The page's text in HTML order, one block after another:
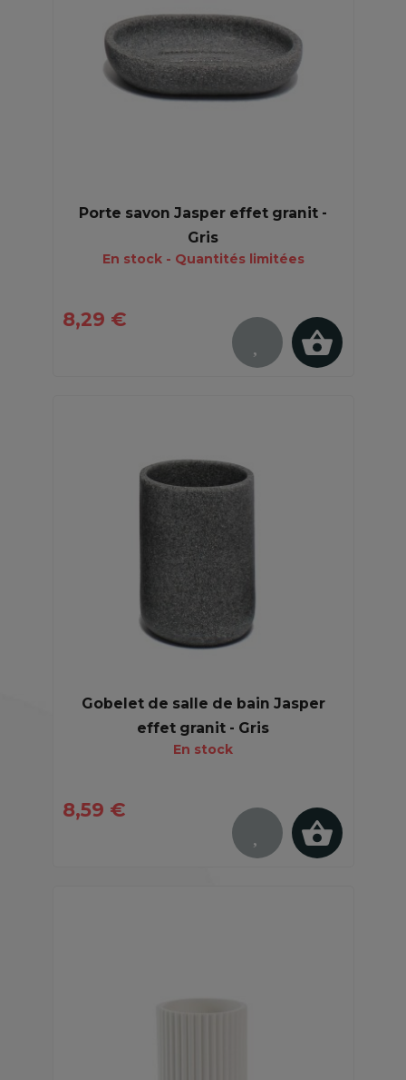
Porte savon Jasper effet granit -
Gris
En stock - Quantités limitées
8,29 €
Gobelet de salle de bain Jasper
effet granit - Gris
En stock
8,59 €